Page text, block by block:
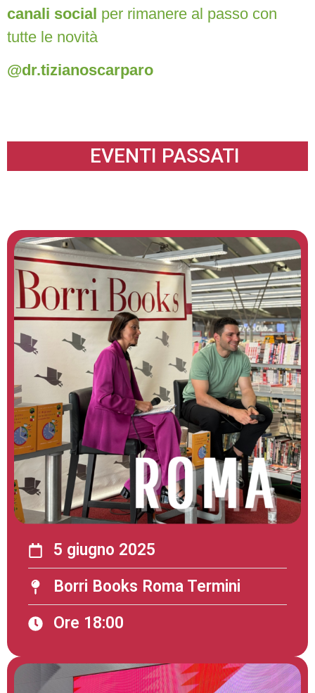
canali social per rimanere al passo con
tutte le novità
@dr.tizianoscarparo
EVENTI PASSATI
5 giugno 2025
Borri Books Roma Termini
Ore 18:00